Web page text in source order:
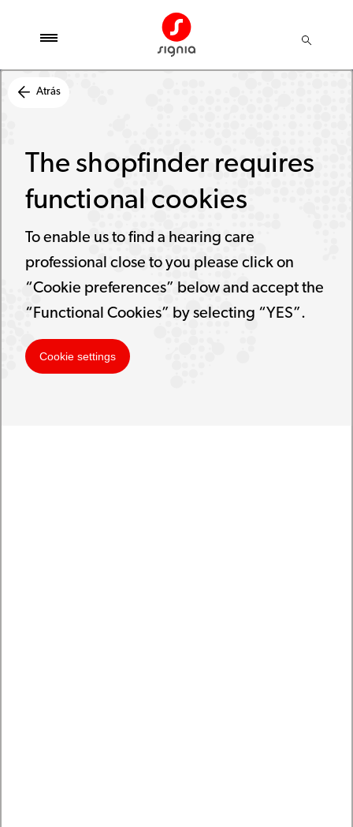
Atrás
The shopfinder requires
functional cookies
To enable us to find a hearing care
professional close to you please click on
“Cookie preferences” below and accept the
“Functional Cookies” by selecting “YES”.
Cookie settings